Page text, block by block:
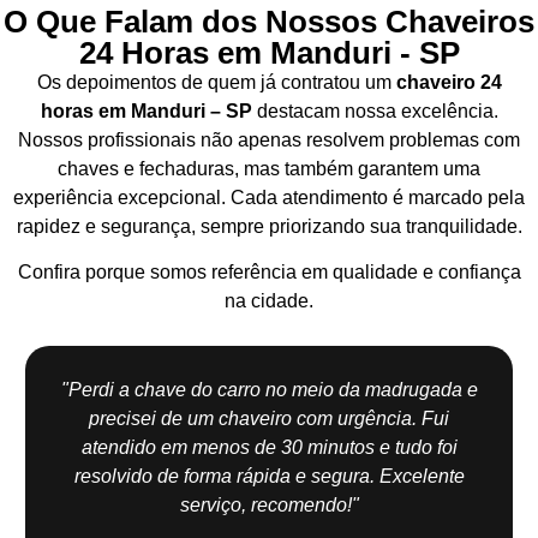
O Que Falam dos Nossos Chaveiros
24 Horas em Manduri - SP
Os depoimentos de quem já contratou um chaveiro 24
horas em Manduri – SP destacam nossa excelência.
Nossos profissionais não apenas resolvem problemas com
chaves e fechaduras, mas também garantem uma
experiência excepcional. Cada atendimento é marcado pela
rapidez e segurança, sempre priorizando sua tranquilidade.
Confira porque somos referência em qualidade e confiança
na cidade.
"Perdi a chave do carro no meio da madrugada e
precisei de um chaveiro com urgência. Fui
atendido em menos de 30 minutos e tudo foi
resolvido de forma rápida e segura. Excelente
serviço, recomendo!"